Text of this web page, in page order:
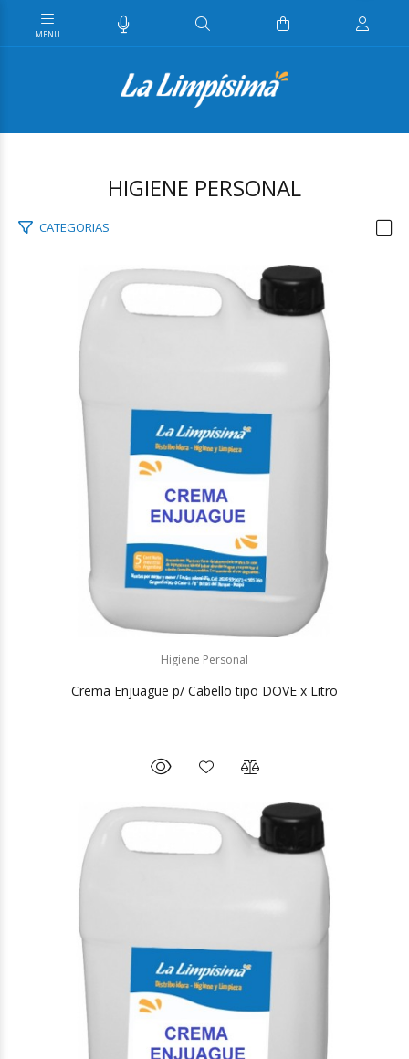
HIGIENE PERSONAL
CATEGORIAS
Higiene Personal
Crema Enjuague p/ Cabello tipo DOVE x Litro